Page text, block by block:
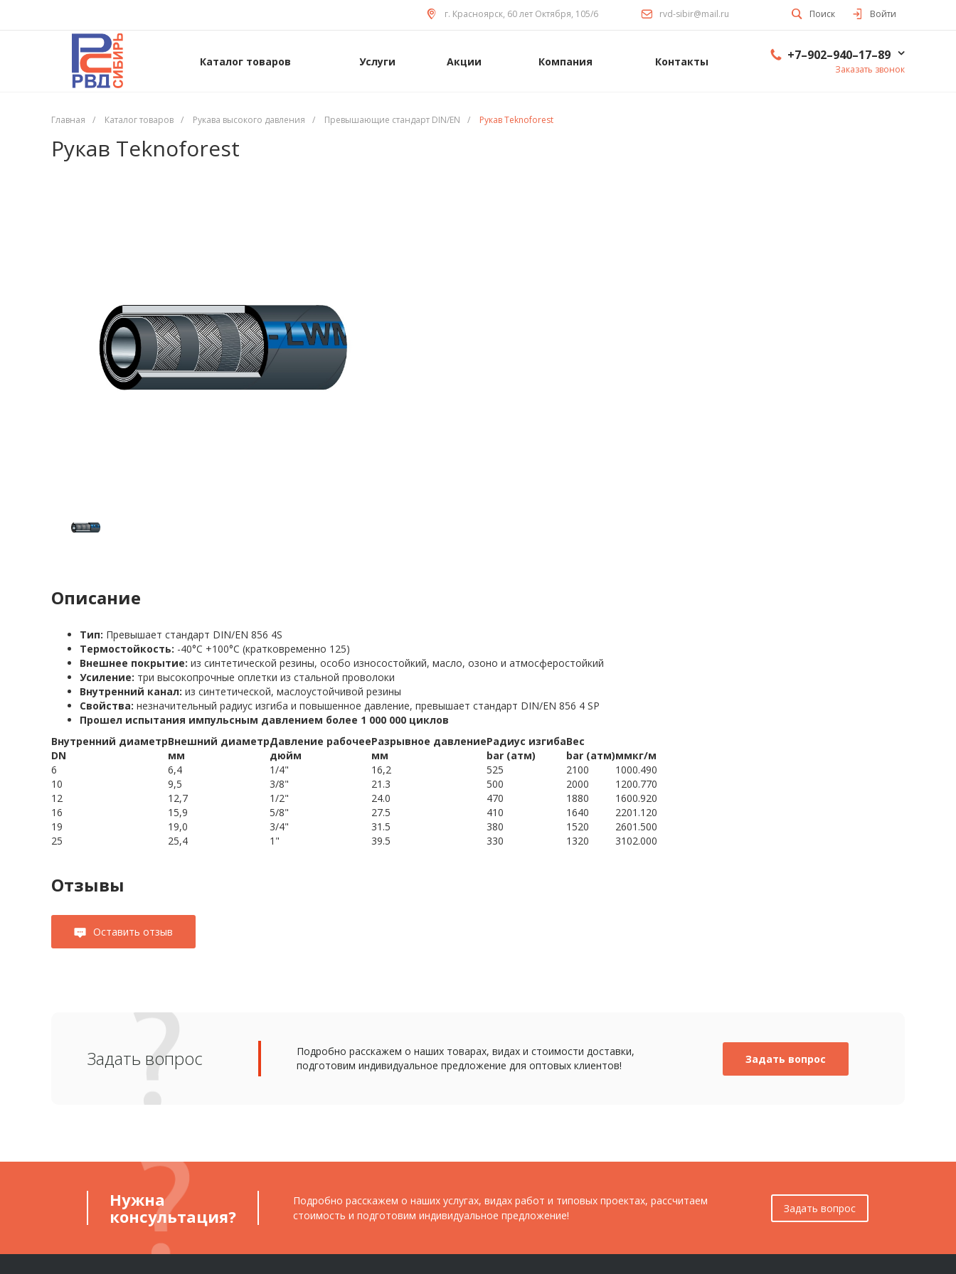
Поиск Войти
г. Красноярск, 60 лет Октября, 105/6 rvd-sibir@mail.ru
Каталог товаров Услуги Акции Компания Контакты +7–902–940–17–89
Заказать звонок
Главная / Каталог товаров / Рукава высокого давления / Превышающие стандарт DIN/EN / Рукав Teknoforest
Рукав Teknoforest
Описание
Тип: Превышает стандарт DIN/EN 856 4S
Термостойкость: -40°С +100°С (кратковременно 125)
Внешнее покрытие: из синтетической резины, особо износостойкий, масло, озоно и атмосферостойкий
Усиление: три высокопрочные оплетки из стальной проволоки
Внутренний канал: из синтетической, маслоустойчивой резины
Свойства: незначительный радиус изгиба и повышенное давление, превышает стандарт DIN/EN 856 4 SP
Прошел испытания импульсным давлением более 1 000 000 циклов
Внутренний диаметрВнешний диаметрДавление рабочееРазрывное давлениеРадиус изгибаВес
DN
мм дюйм мм bar (атм) bar (атм)ммкг/м
6
6,4 1/4" 16,2 525 2100 1000.490
10
9,5 3/8" 21.3 500 2000 1200.770
12
12,7 1/2" 24.0 470 1880 1600.920
16
15,9 5/8" 27.5 410 1640 2201.120
19
19,0 3/4" 31.5 380 1520 2601.500
25
25,4 1" 39.5 330 1320 3102.000
Отзывы
Оставить отзыв
Задать вопрос
Подробно расскажем о наших товарах, видах и стоимости доставки,
подготовим индивидуальное предложение для оптовых клиентов!
Задать вопрос
Нужна
консультация?
Подробно расскажем о наших услугах, видах работ и типовых проектах, рассчитаем
стоимость и подготовим индивидуальное предложение!
Задать вопрос